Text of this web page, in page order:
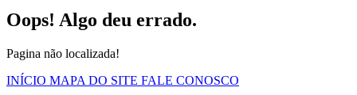
Oops! Algo deu errado.
Pagina não localizada!
INÍCIO MAPA DO SITE FALE CONOSCO